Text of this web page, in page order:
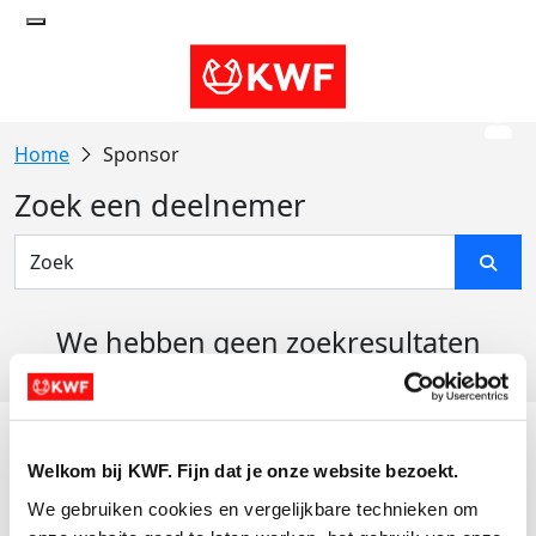
Welkom bij KWF. Fijn dat je onze website bezoekt.
We gebruiken cookies en vergelijkbare technieken om
Sponsor
Zoek een deelnemer
We hebben geen zoekresultaten
Actiematerialen
Evenementen